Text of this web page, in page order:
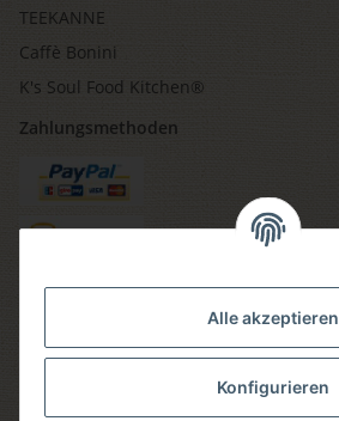
Alle akzeptieren
Konfigurieren
TEEKANNE
Caffè Bonini
K's Soul Food Kitchen®
Zahlungsmethoden
Versandmethoden